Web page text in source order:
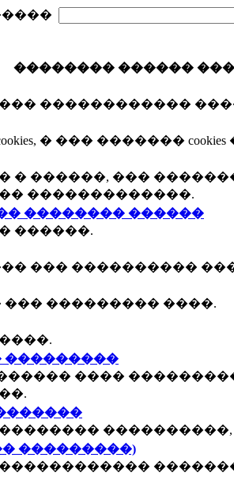
�������� ������
������������
� ��� �������
� ������, ���
�������������.
�������� ������
������.
��� ����������
��������� ����.
���������
����
���������)